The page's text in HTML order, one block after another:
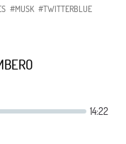
#MUSK #TWITTERBLUE